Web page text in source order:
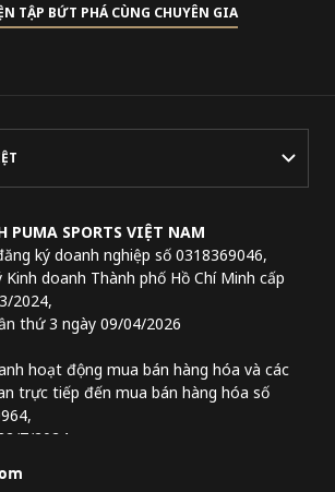
TẬP BỨT PHÁ CÙNG CHUYÊN GIA
PUMA SPORTS VIỆT NAM
ký doanh nghiệp số 0318369046,
doanh Thành phố Hồ Chí Minh cấp
2024,
thứ 3 ngày 09/04/2026
hoạt động mua bán hàng hóa và các
trực tiếp đến mua bán hàng hóa số
7/2024.
Tower 3,